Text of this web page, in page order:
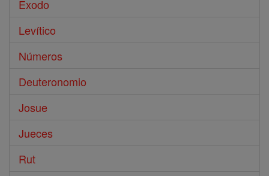
Exodo
Levítico
Números
Deuteronomio
Josue
Jueces
Rut